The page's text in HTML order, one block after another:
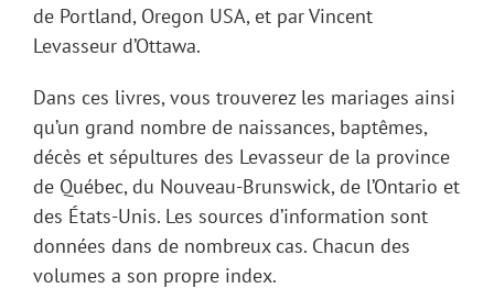
de Portland, Oregon USA, et par Vincent
Levasseur d’Ottawa.
Dans ces livres, vous trouverez les mariages ainsi
qu’un grand nombre de naissances, baptêmes,
décès et sépultures des Levasseur de la province
de Québec, du Nouveau-Brunswick, de l’Ontario et
des États-Unis. Les sources d’information sont
données dans de nombreux cas. Chacun des
volumes a son propre index.